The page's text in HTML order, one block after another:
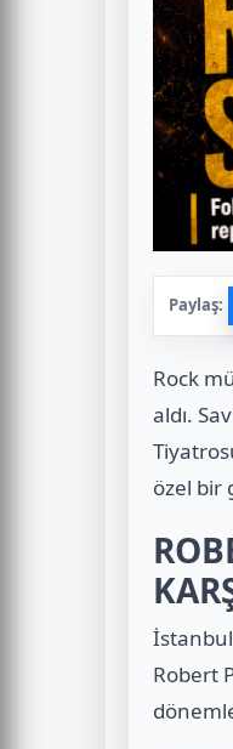
Paylaş:
Rock
aldı.
özel bir
Robert